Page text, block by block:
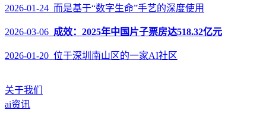
2026-01-24 而是基于“数字生命”手艺的深度使用
2026-03-06 成效：2025年中国片子票房达518.32亿元
2026-01-20 位于深圳南山区的一家AI社区
关于我们
ai资讯